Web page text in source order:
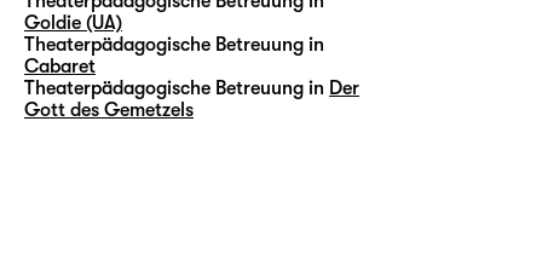
Goldie (UA)
Theaterpädagogische Betreuung in
Cabaret
Theaterpädagogische Betreuung in Der
Gott des Gemetzels